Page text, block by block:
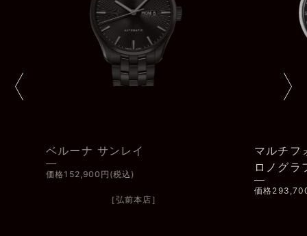
マルチフォート パトリモニー ク
ロノグラフ
価